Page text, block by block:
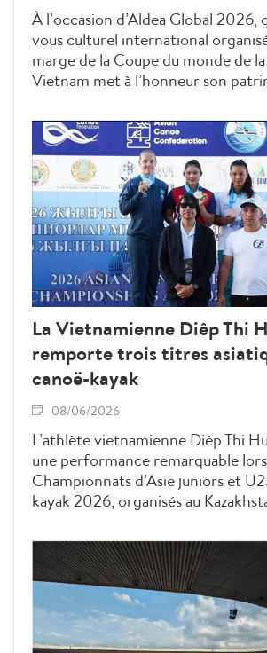
À l’occasion d’Aldea Global 2026,
vous culturel international
marge de la Coupe du monde de
Vietnam met à l’honneur son
mexicain et international. Sa
événement prestigieux illustre le
croissant du pays sur la scène
engagement en faveur du
et des échanges entre les peuples.
La Vietnamienne Diêp Thi
remporte trois titres
canoë-kayak
08/06/2026
L’athlète vietnamienne Diêp Thi
une performance remarquable
Championnats d’Asie juniors et
kayak 2026, organisés au
confirmant son statut de figure
canoë-kayak vietnamien sur la scène
continentale.